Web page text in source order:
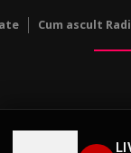
Cum ascult